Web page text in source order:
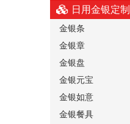
日用金银定制
金银条
金银章
金银盘
金银元宝
金银如意
金银餐具